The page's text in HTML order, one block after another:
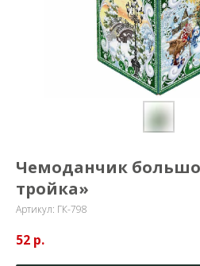
Чемоданчик
тройка»
Артикул: ГК-798
52 р.